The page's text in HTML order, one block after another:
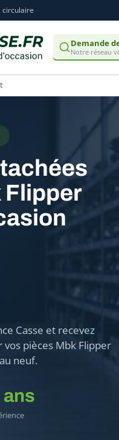
circulaire
Demande
Notre réseau
Flipper
Casse et recevez
vos pièces Mbk Flipper
neuf.
ans